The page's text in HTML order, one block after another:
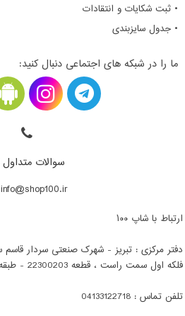
• ثبت شکایات و انتقادات
• جدول سایزبندی
ما را در شبکه های اجتماعی دنبال کنید:
سوالات متداول
info@shop100.ir
ارتباط با شاپ ۱۰۰
فلکه اول سمت راست ، قطعه 22300203 - طبقه بالای همکف
تلفن تماس : 04133122718